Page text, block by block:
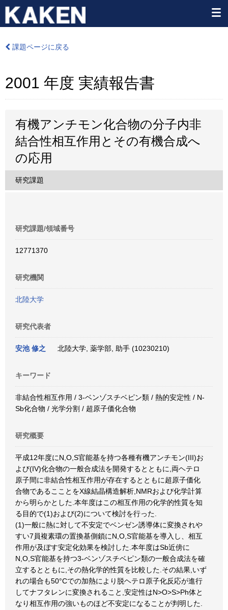
課題ページに戻る
2001 年度 実績報告書
有機アンチモン化合物の分子内非
結合性相互作用とその有機合成へ
の応用
研究課題
研究課題/領域番号
12771370
研究機関
北陸大学
研究代表者
安池 修之 北陸大学, 薬学部, 助手 (10230210)
キーワード
非結合性相互作用 / 3-ベンゾスチベピン類 / 熱的安定性 / N-
Sb化合物 / 光学分割 / 超原子価化合物
研究概要
平成12年度にN,O,S官能基を持つ各種有機アンチモン(III)お
よび(IV)化合物の一般合成法を開発するとともに,両ヘテロ
原子間に非結合性相互作用が存在するとともに超原子価化
合物であるこことをX線結晶構造解析,NMRおよび化学計算
から明らかとした.本年度はこの相互作用の化学的性質を知
る目的で(1)および(2)について検討を行った.
(1)一般に熱に対して不安定でベンゼン誘導体に変換されや
すい7員複素環の置換基側鎖にN,O,S官能基を導入し、相互
作用が及ぼす安定化効果を検討した.本年度はSb近傍に
N,O,S官能基を持つ3-ベンゾスチベピン類の一般合成法を確
立するとともに,その熱化学的性質を比較した.その結果,いず
れの場合も50°Cでの加熱により脱ヘテロ原子化反応が進行
してナフタレンに変換されること,安定性はN>O>S>Ph体と
なり相互作用の強いものほど不安定になることが判明した.